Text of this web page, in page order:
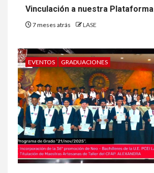
Vinculación a nuestra Plataforma
7 meses atrás LASE
EVENTOS GRADUACIONES